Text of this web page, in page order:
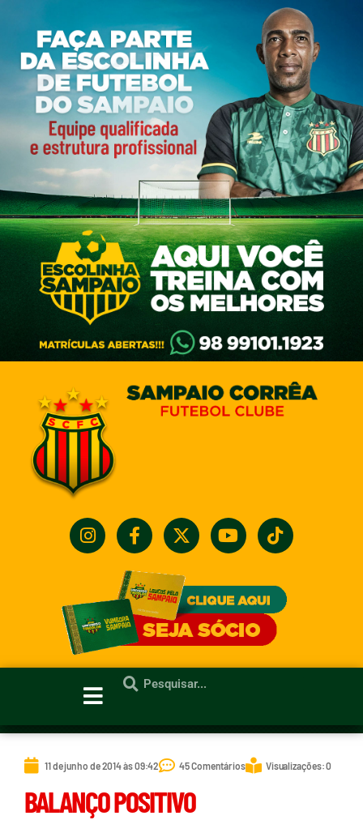
11 de junho de 2014 às 09:42 45 Comentários Visualizações: 0
BALANÇO POSITIVO